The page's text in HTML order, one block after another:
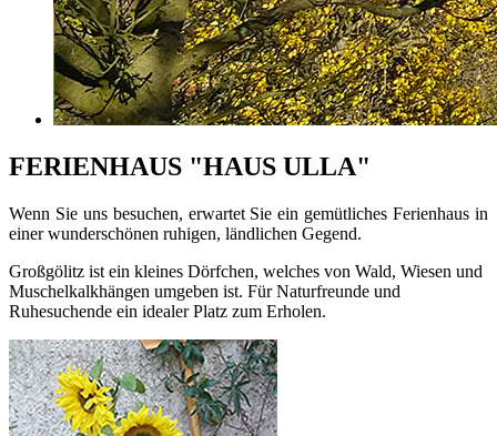
FERIENHAUS "HAUS ULLA"
Wenn Sie uns besuchen, erwartet Sie ein gemütliches Ferienhaus in
einer wunderschönen ruhigen, ländlichen Gegend.
Großgölitz ist ein kleines Dörfchen, welches von Wald, Wiesen und
Muschelkalkhängen umgeben ist. Für Naturfreunde und
Ruhesuchende ein idealer Platz zum Erholen.